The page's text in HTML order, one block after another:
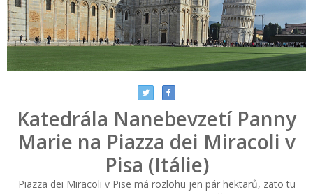
Katedrála Nanebevzetí Panny
Marie na Piazza dei Miracoli v
Pisa (Itálie)
Piazza dei Miracoli v Pise má rozlohu jen pár hektarů, zato tu